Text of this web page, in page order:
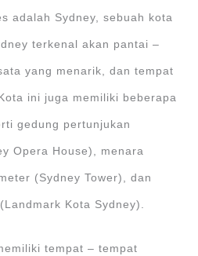
adalah Sydney, sebuah kota
terkenal akan pantai –
yang menarik, dan tempat
ini juga memiliki beberapa
gedung pertunjukan
Opera House), menara
(Sydney Tower), dan
Kota Sydney).
tempat – tempat